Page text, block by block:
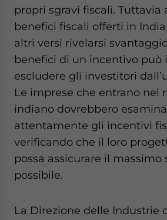
propri sgravi fiscali. Tuttavia
benefici fiscali offerti in
altri versi rivelarsi
benefici di un incentivo può
escludere gli investitori
Le imprese che entrano nel
indiano dovrebbero
attentamente gli incentivi
verificando che il loro
possa assicurare il massimo
possibile.
La Direzione delle Industrie